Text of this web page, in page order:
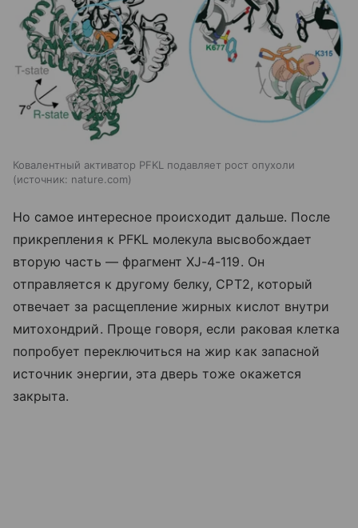
Ковалентный активатор PFKL подавляет рост опухоли
источник: nature.com
Но самое интересное происходит дальше. После
прикрепления к PFKL молекула высвобождает
вторую часть — фрагмент XJ-4-119. Он
отправляется к другому белку, CPT2, который
отвечает за расщепление жирных кислот внутри
митохондрий. Проще говоря, если раковая клетка
попробует переключиться на жир как запасной
источник энергии, эта дверь тоже окажется
закрыта.